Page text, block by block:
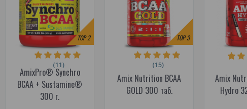
TOP2
AmixPro® Synchro
BCAA + Sustamine®
300 г.
(11)
TOP3
Amix Nutrition BCAA
GOLD 300 таб.
(15)
Amix
Hydro